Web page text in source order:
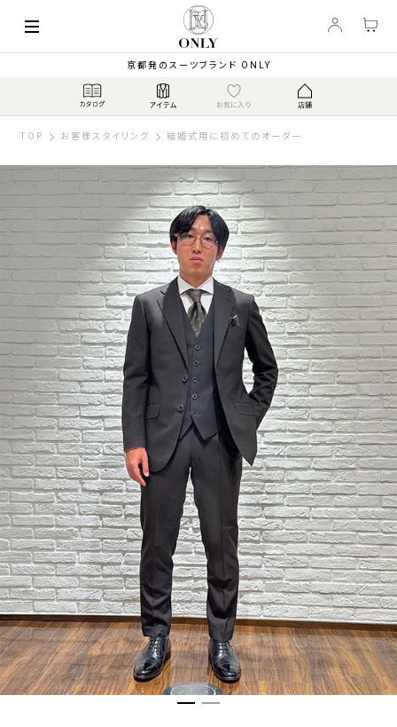
京都発のスーツブランド ONLY
TOP お客様スタイリング 結婚式用に初めてのオーダー